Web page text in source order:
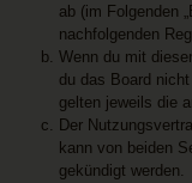
ab (im Folgenden
nachfolgenden
Wenn du mit
du das Board
gelten jeweils die
Der
kann von beiden
gekündigt werden.